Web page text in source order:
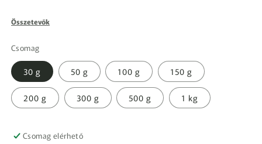
Összetevők
Csomag
30 g 50 g 100 g 150 g
200 g 300 g 500 g 1 kg
Csomag elérhető